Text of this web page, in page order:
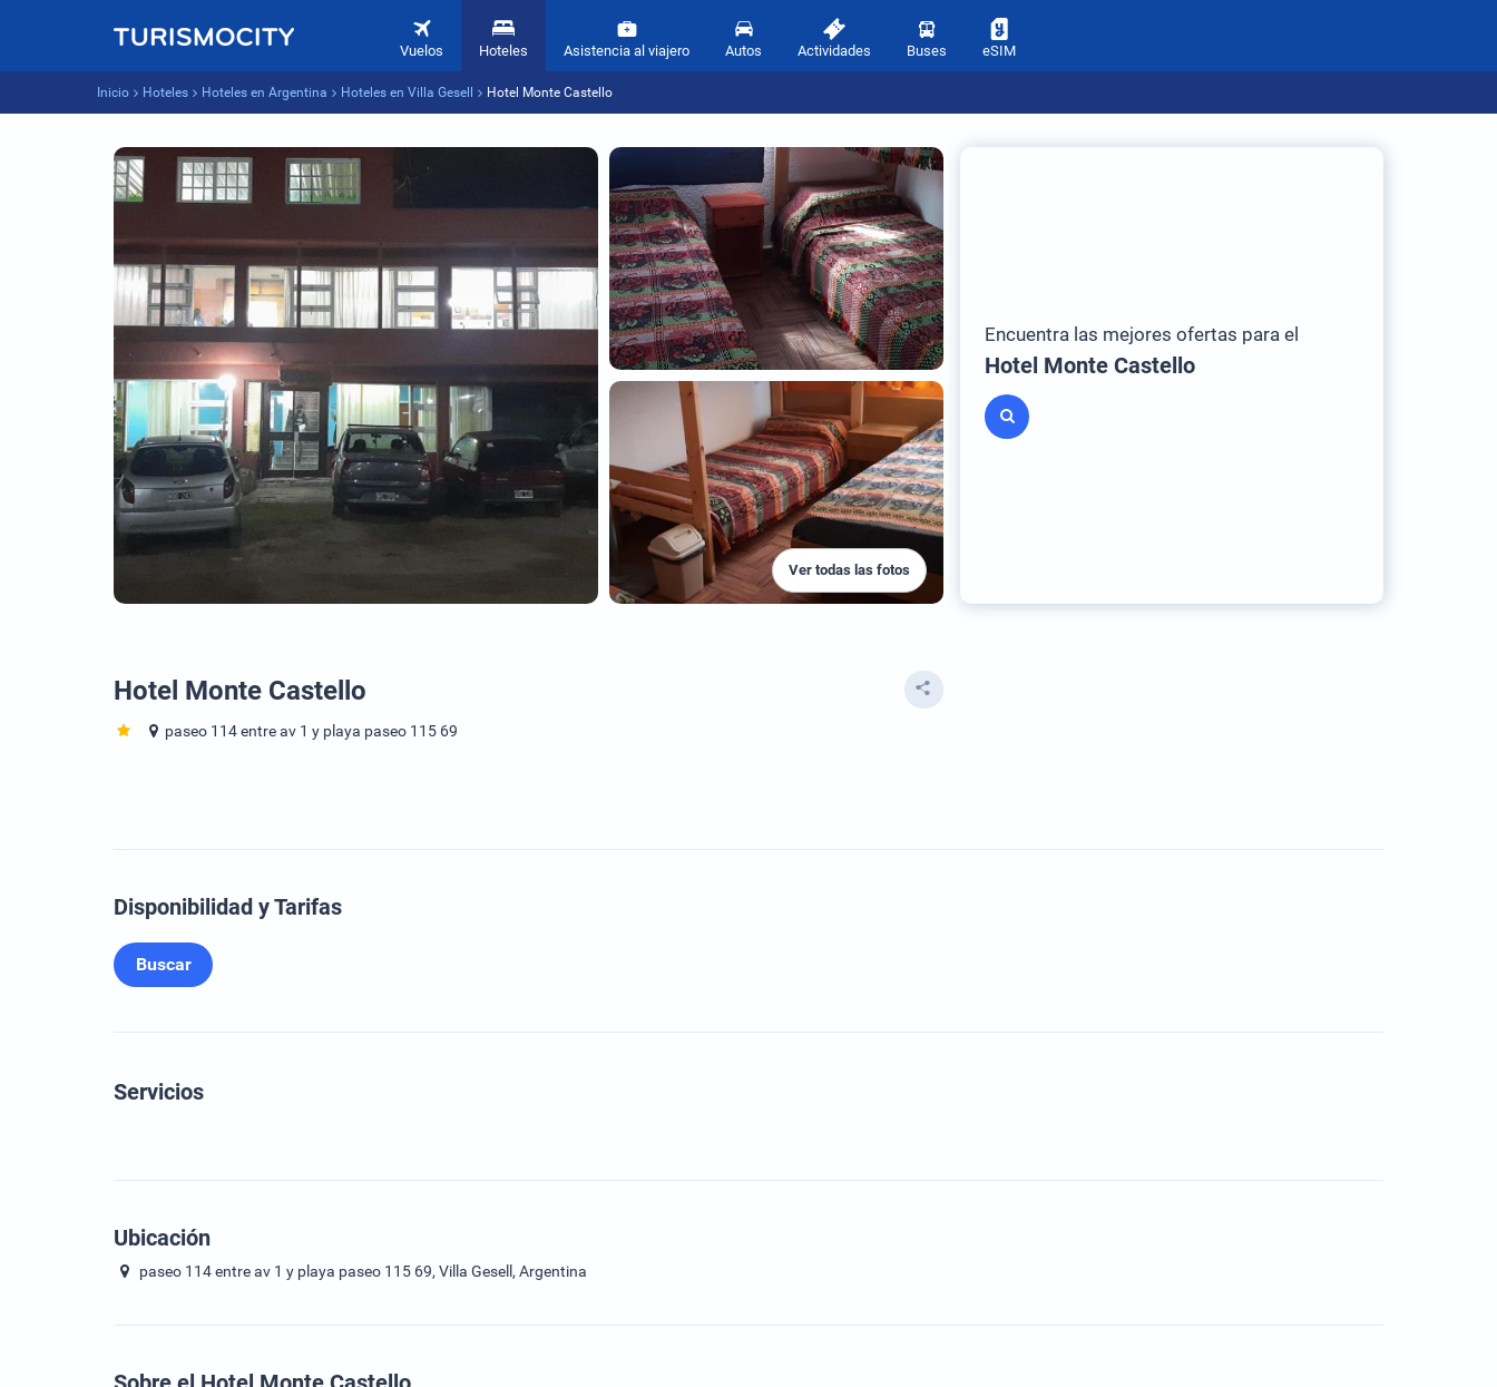
Vuelos Hoteles Asistencia al viajero Autos Actividades Buses eSIM
Inicio Hoteles Hoteles en Argentina Hoteles en Villa Gesell Hotel Monte Castello
Ver todas las fotos
Encuentra las mejores ofertas para el
Hotel Monte Castello
Hotel Monte Castello
paseo 114 entre av 1 y playa paseo 115 69
Disponibilidad y Tarifas
Buscar
Servicios
Ubicación
paseo 114 entre av 1 y playa paseo 115 69, Villa Gesell, Argentina